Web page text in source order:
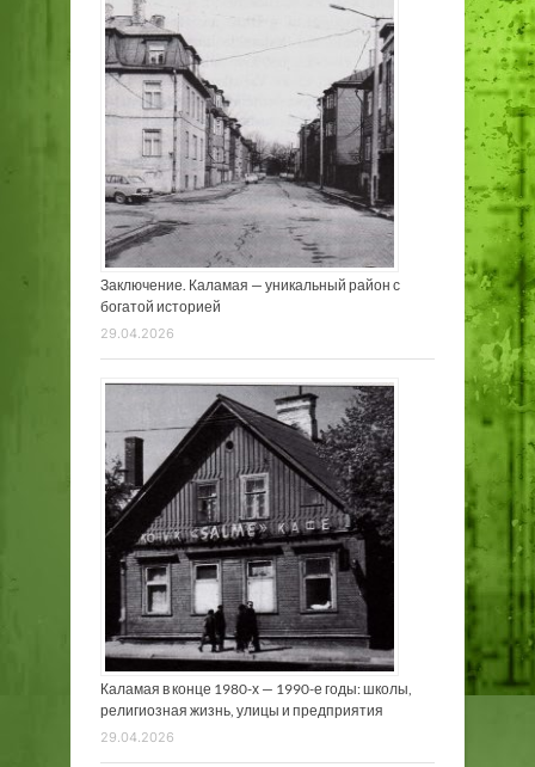
Заключение. Каламая — уникальный район с
богатой историей
29.04.2026
Каламая в конце 1980-х — 1990-е годы: школы,
религиозная жизнь, улицы и предприятия
29.04.2026